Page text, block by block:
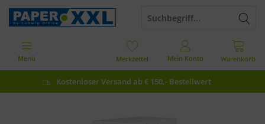
Kostenloser Versand ab € 150,- Bestellwert
Warenkorb
Merkzettel Mein Konto
Menü